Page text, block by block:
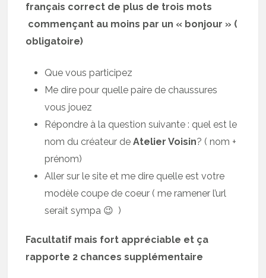
français correct de plus de trois mots
commençant au moins par un « bonjour » (
obligatoire)
Que vous participez
Me dire pour quelle paire de chaussures
vous jouez
Répondre à la question suivante : quel est le
nom du créateur de Atelier Voisin? ( nom +
prénom)
Aller sur le site et me dire quelle est votre
modèle coupe de coeur ( me ramener l’url
serait sympa 😉 )
Facultatif mais fort appréciable et ça
rapporte 2 chances supplémentaire